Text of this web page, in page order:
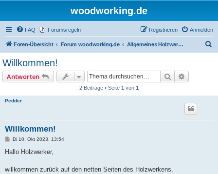
woodworking.de
FAQ Forumsregeln Anmelden
Registrieren
Foren-Übersicht Forum woodworking.de Allgemeines Holzwerkerforum - das laute Forum
Willkommen!
Antworten Suche
2 Beiträge • Seite 1 von 1
Pedder
Willkommen!
B
i
a
Di 10. Okt 2023, 13:54
Hallo Holzwerker,
willkommen zurück auf den netten Seiten des Holzwerkens.